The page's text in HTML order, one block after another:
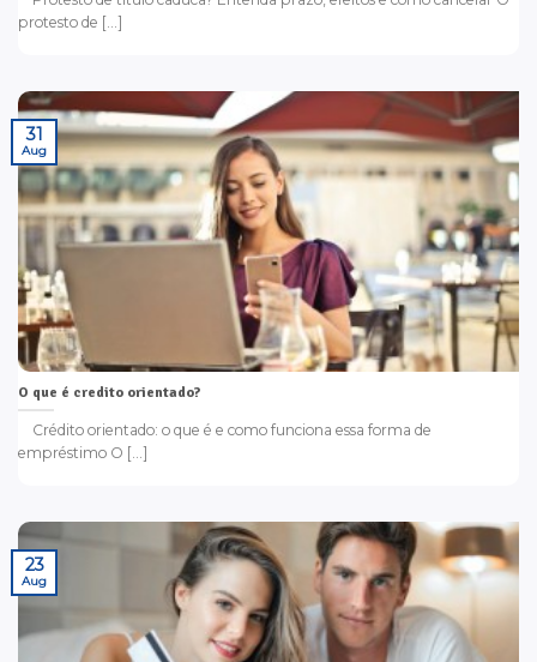
protesto de [...]
O que é credito orientado?
Crédito orientado: o que é e como funciona essa forma de
empréstimo O [...]
31
Aug
23
Aug